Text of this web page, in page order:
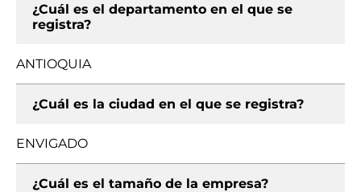
¿Cuál es el departamento en el que se
registra?
ANTIOQUIA
¿Cuál es la ciudad en el que se registra?
ENVIGADO
¿Cuál es el tamaño de la empresa?